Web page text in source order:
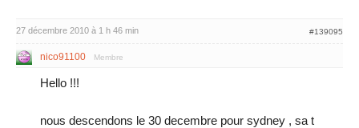
27 décembre 2010 à 1 h 46 min #139095
nico91100 Membre
Hello !!!
nous descendons le 30 decembre pour sydney , sa t